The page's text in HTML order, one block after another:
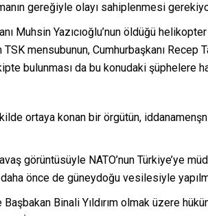
gereğiyle olayı sahiplenmesi
Muhsin Yazıcıoğlu’nun öldüğü
mensubunun, Cumhurbaşkanı Recep
bulunması da bu konudaki şüphelere
ortaya konan bir örgütün,
görüntüsüyle NATO’nun Türkiye’ye
önce de güneydoğu vesilesiyle
Başbakan Binali Yıldırım olmak üzere